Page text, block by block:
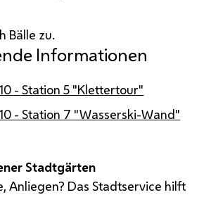
Bälle zu.
Informationen
- Station 5 "Klettertour"
- Station 7 "Wasserski-Wand"
Stadtgärten
Anliegen? Das Stadtservice hilft